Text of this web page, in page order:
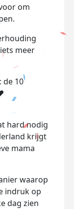
om
meer
de 10
hard nodig
krijgt
mama
waarop
indruk op
dag zien